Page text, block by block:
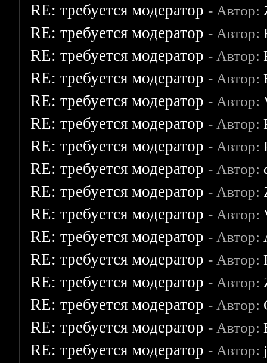
RE: требуется модератор - Автор:
RE: требуется модератор - Автор:
RE: требуется модератор - Автор:
RE: требуется модератор - Автор:
RE: требуется модератор - Автор:
RE: требуется модератор - Автор:
RE: требуется модератор - Автор:
RE: требуется модератор - Автор:
RE: требуется модератор - Автор:
RE: требуется модератор - Автор:
RE: требуется модератор - Автор:
RE: требуется модератор - Автор:
RE: требуется модератор - Автор:
RE: требуется модератор - Автор:
RE: требуется модератор - Автор:
RE: требуется модератор - Автор: